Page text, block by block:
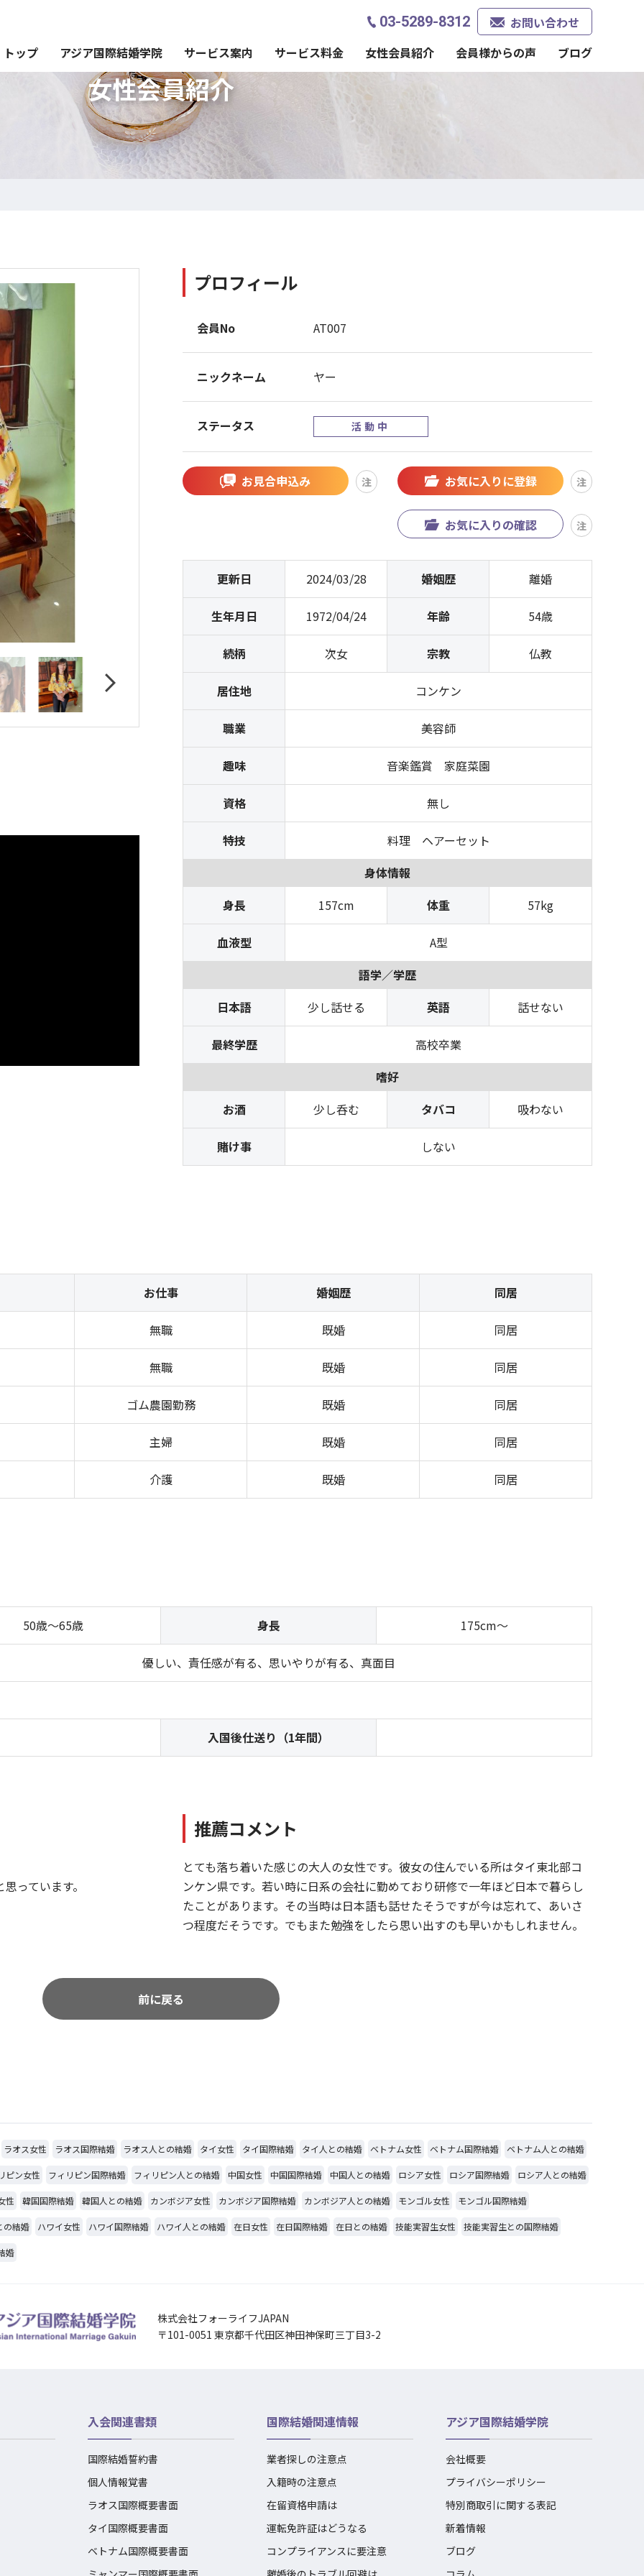
03-5289-8312
お問い合わせ
トップ
アジア国際結婚学院 サービス案内 サービス料金 女性会員紹介 会員様からの声 ブログ
女性会員紹介
プロフィール
会員No AT007
ニックネーム ヤー
ステータス 活動中
お見合申込み 注 お気に入りに登録 注
お気に入りの確認 注
更新日 2024/03/28 婚姻歴 離婚
生年月日 1972/04/24 年齢 54歳
続柄 次女 宗教 仏教
居住地 コンケン
職業 美容師
趣味 音楽鑑賞 家庭菜園
資格 無し
特技
料理 ヘアーセット
身体情報
身長
157cm 体重 57kg
血液型
A型
語学／学歴
日本語
少し話せる 英語 話せない
最終学歴
高校卒業
嗜好
お酒
少し呑む タバコ 吸わない
賭け事 しない
お仕事 婚姻歴 同居
無職 既婚 同居
無職 既婚 同居
ゴム農園勤務 既婚 同居
主婦 既婚 同居
介護 既婚 同居
50歳～65歳 身長 175cm～
優しい、責任感が有る、思いやりが有る、真面目
入国後仕送り（1年間）
っています。
推薦コメント
とても落ち着いた感じの大人の女性です。彼女の住んでいる所はタイ東北部コ
ンケン県です。若い時に日系の会社に勤めており研修で一年ほど日本で暮らし
たことがあります。その当時は日本語も話せたそうですが今は忘れて、あいさ
つ程度だそうです。でもまた勉強をしたら思い出すのも早いかもしれません。
前に戻る
ラオス女性 ラオス国際結婚 ラオス人との結婚 タイ女性 タイ国際結婚 タイ人との結婚 ベトナム女性 ベトナム国際結婚 ベトナム人との結婚
ピン女性 フィリピン国際結婚 フィリピン人との結婚 中国女性 中国国際結婚 中国人との結婚 ロシア女性 ロシア国際結婚 ロシア人との結婚
性 韓国国際結婚 韓国人との結婚 カンボジア女性 カンボジア国際結婚 カンボジア人との結婚 モンゴル女性 モンゴル国際結婚
の結婚 ハワイ女性 ハワイ国際結婚 ハワイ人との結婚 在日女性 在日国際結婚 在日との結婚 技能実習生女性 技能実習生との国際結婚
婚
株式会社フォーライフJAPAN
〒101-0051 東京都千代田区神田神保町三丁目3-2
入会関連書類
国際結婚誓約書
個人情報覚書
ラオス国際概要書面
タイ国際概要書面
ベトナム国際概要書面
国際結婚関連情報
業者探しの注意点
入籍時の注意点
在留資格申請は
運転免許証はどうなる
コンプライアンスに要注意
アジア国際結婚学院
会社概要
プライバシーポリシー
特別商取引に関する表記
新着情報
ブログ